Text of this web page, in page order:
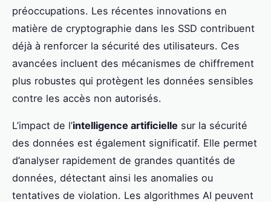
préoccupations. Les récentes innovations en
matière de cryptographie dans les SSD contribuent
déjà à renforcer la sécurité des utilisateurs. Ces
avancées incluent des mécanismes de chiffrement
plus robustes qui protègent les données sensibles
contre les accès non autorisés.
L’impact de l’intelligence artificielle sur la sécurité
des données est également significatif. Elle permet
d’analyser rapidement de grandes quantités de
données, détectant ainsi les anomalies ou
tentatives de violation. Les algorithmes AI peuvent